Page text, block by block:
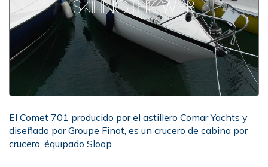
El Comet 701 producido por el astillero Comar Yachts y
diseñado por Groupe Finot, es un crucero de cabina por
crucero, équipado Sloop